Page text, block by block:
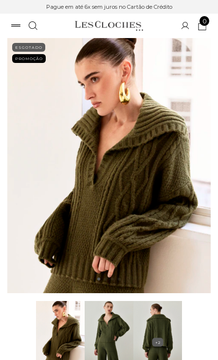
Pague em até 6x sem juros no Cartão de Crédito
0
+2
ESGOTADO
PROMOÇÃO